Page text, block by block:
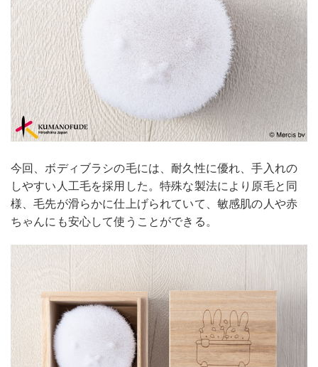
今回、ボディブラシの毛には、耐久性に優れ、手入れの
しやすい人工毛を採用した。特殊な製法により原毛と同
様、毛先が滑らかに仕上げられていて、敏感肌の人や赤
ちゃんにも安心して使うことができる。